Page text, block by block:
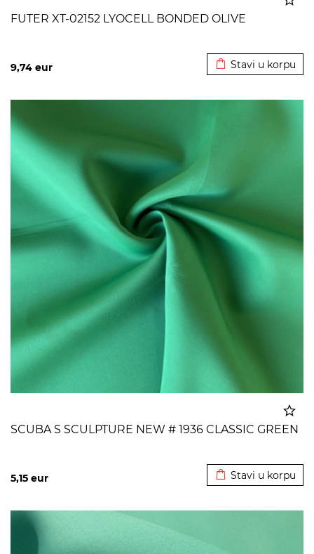
FUTER XT-02152 LYOCELL BONDED OLIVE
9,74 eur Stavi u korpu
SCUBA S SCULPTURE NEW # 1936 CLASSIC GREEN
5,15 eur Stavi u korpu